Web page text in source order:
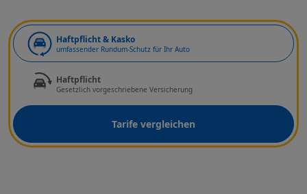
Haftpflicht & Kasko
umfassender Rundum-Schutz für Ihr Auto
Haftpflicht
Gesetzlich vorgeschriebene Versicherung
Tarife vergleichen